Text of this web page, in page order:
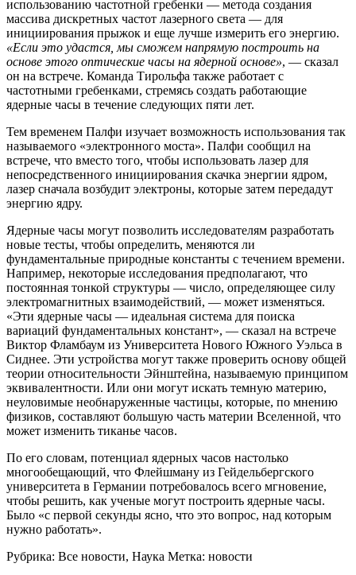
использованию частотной гребенки — метода создания
массива дискретных частот лазерного света — для
инициирования прыжок и еще лучше измерить его энергию.
«Если это удастся, мы сможем напрямую построить на
основе этого оптические часы на ядерной основе», — сказал
он на встрече. Команда Тирольфа также работает с
частотными гребенками, стремясь создать работающие
ядерные часы в течение следующих пяти лет.
Тем временем Палфи изучает возможность использования так
называемого «электронного моста». Палфи сообщил на
встрече, что вместо того, чтобы использовать лазер для
непосредственного инициирования скачка энергии ядром,
лазер сначала возбудит электроны, которые затем передадут
энергию ядру.
Ядерные часы могут позволить исследователям разработать
новые тесты, чтобы определить, меняются ли
фундаментальные природные константы с течением времени.
Например, некоторые исследования предполагают, что
постоянная тонкой структуры — число, определяющее силу
электромагнитных взаимодействий, — может изменяться.
«Эти ядерные часы — идеальная система для поиска
вариаций фундаментальных констант», — сказал на встрече
Виктор Фламбаум из Университета Нового Южного Уэльса в
Сиднее. Эти устройства могут также проверить основу общей
теории относительности Эйнштейна, называемую принципом
эквивалентности. Или они могут искать темную материю,
неуловимые необнаруженные частицы, которые, по мнению
физиков, составляют большую часть материи Вселенной, что
может изменить тиканье часов.
По его словам, потенциал ядерных часов настолько
многообещающий, что Флейшману из Гейдельбергского
университета в Германии потребовалось всего мгновение,
чтобы решить, как ученые могут построить ядерные часы.
Было «с первой секунды ясно, что это вопрос, над которым
нужно работать».
Рубрика: Все новости, Наука Метка: новости